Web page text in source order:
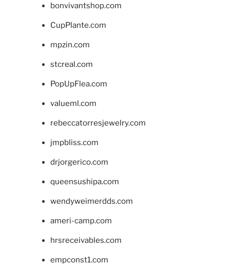
bonvivantshop.com
CupPlante.com
mpzin.com
stcreal.com
PopUpFlea.com
valueml.com
rebeccatorresjewelry.com
jmpbliss.com
drjorgerico.com
queensushipa.com
wendyweimerdds.com
ameri-camp.com
hrsreceivables.com
empconst1.com